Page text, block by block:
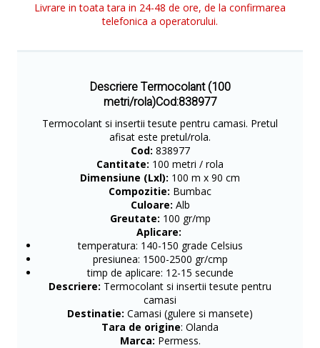
Livrare in toata tara in 24-48 de ore, de la confirmarea
telefonica a operatorului.
Descriere Termocolant (100
metri/rola)Cod:838977
Termocolant si insertii tesute pentru camasi. Pretul
afisat este pretul/rola.
Cod: 838977
Cantitate: 100 metri / rola
Dimensiune (Lxl): 100 m x 90 cm
Compozitie: Bumbac
Culoare: Alb
Greutate: 100 gr/mp
Aplicare:
temperatura: 140-150 grade Celsius
presiunea: 1500-2500 gr/cmp
timp de aplicare: 12-15 secunde
Descriere: Termocolant si insertii tesute pentru
camasi
Destinatie: Camasi (gulere si mansete)
Tara de origine: Olanda
Marca: Permess.